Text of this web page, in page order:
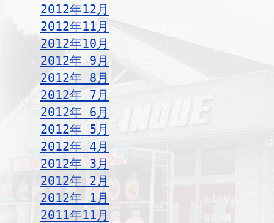
2012年12月
2012年11月
2012年10月
2012年 9月
2012年 8月
2012年 7月
2012年 6月
2012年 5月
2012年 4月
2012年 3月
2012年 2月
2012年 1月
2011年11月